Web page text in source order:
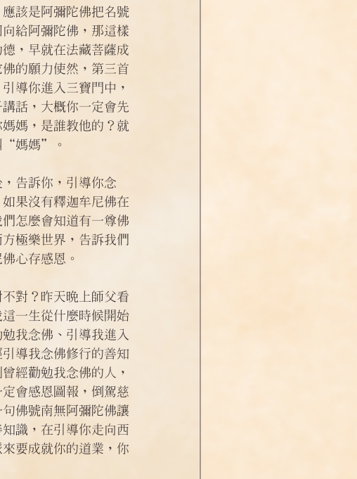
該是阿彌陀佛把名號
給阿彌陀佛，那這樣
，早就在法藏菩薩成
的願力使然，第三首
導你進入三寶門中，
話，大概你一定會先
媽，是誰教他的？就
“媽媽”。
告訴你，引導你念
果沒有釋迦牟尼佛在
怎麼會知道有一尊佛
極樂世界，告訴我們
心存感恩。
對？昨天晚上師父看
一生從什麼時候開始
我念佛、引導我進入
導我念佛修行的善知
經勸勉我念佛的人，
會感恩圖報，倒駕慈
佛號南無阿彌陀佛讓
識，在引導你走向西
要成就你的道業，你